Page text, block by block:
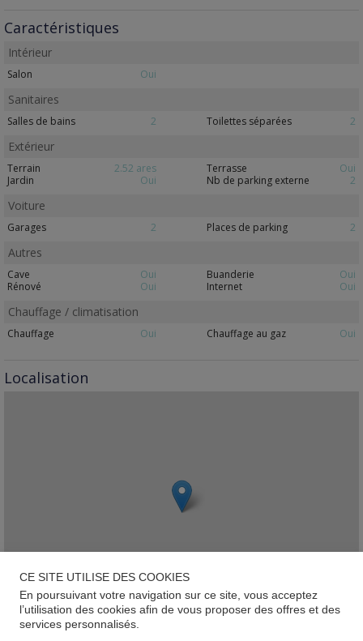
Caractéristiques
Intérieur
Salon Oui
Sanitaires
Salles de bains 2 Toilettes séparées 2
Extérieur
Terrain 2.52 ares Terrasse
Oui
Jardin
Oui Nb de parking externe 2
Voiture
Garages 2 Places de parking 2
Autres
Cave Oui Buanderie
Oui
Rénové
Oui Internet Oui
Chauffage / climatisation
Chauffage Oui Chauffage au gaz Oui
Localisation
CE SITE UTILISE DES COOKIES
En poursuivant votre navigation sur ce site, vous acceptez
l’utilisation des cookies afin de vous proposer des offres et des
services personnalisés.